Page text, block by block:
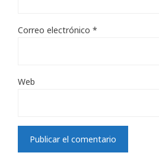
Correo electrónico *
Web